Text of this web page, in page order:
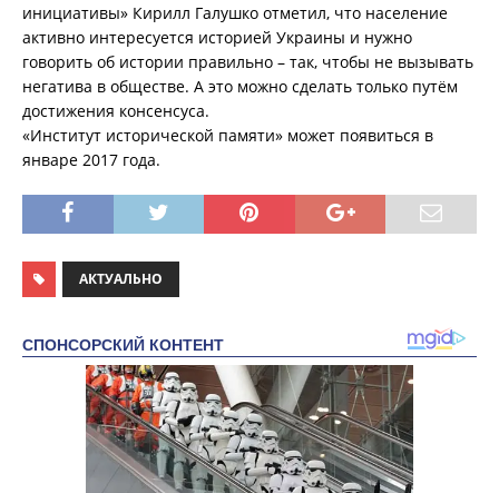
инициативы» Кирилл Галушко отметил, что население
активно интересуется историей Украины и нужно
говорить об истории правильно – так, чтобы не вызывать
негатива в обществе. А это можно сделать только путём
достижения консенсуса.
«Институт исторической памяти» может появиться в
январе 2017 года.
АКТУАЛЬНО